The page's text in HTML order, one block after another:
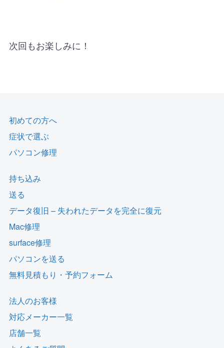
次回もお楽しみに！
初めての方へ
症状で選ぶ
パソコン修理
持ち込み
送る
データ復旧 – 失われたデータを完全に復元
Mac修理
surface修理
パソコンを送る
無料見積もり・予約フォーム
法人のお客様
対応メーカー一覧
店舗一覧